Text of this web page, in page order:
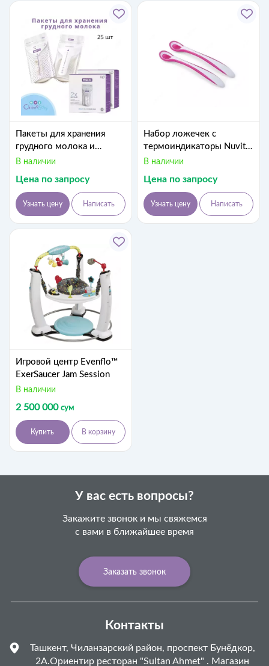
Пакеты для хранения
грудного молока и
заморозки
В наличии
Цена по запросу
Узнать цену Написать
Набор ложечек с
термоиндикаторы Nuvita
Easy Eating 6м + 2 шт.
В наличии
Цена по запросу
Узнать цену Написать
Игровой центр Evenflo™
ExerSaucer Jam Session
В наличии
2 500 000 сум
Купить В корзину
У вас есть вопросы?
Закажите звонок и мы свяжемся
с вами в ближайшее время
Заказать звонок
Контакты
Ташкент, Чиланзарский район, проспект Бунёдкор,
2А.Ориентир ресторан "Sultan Ahmet" . Магазин